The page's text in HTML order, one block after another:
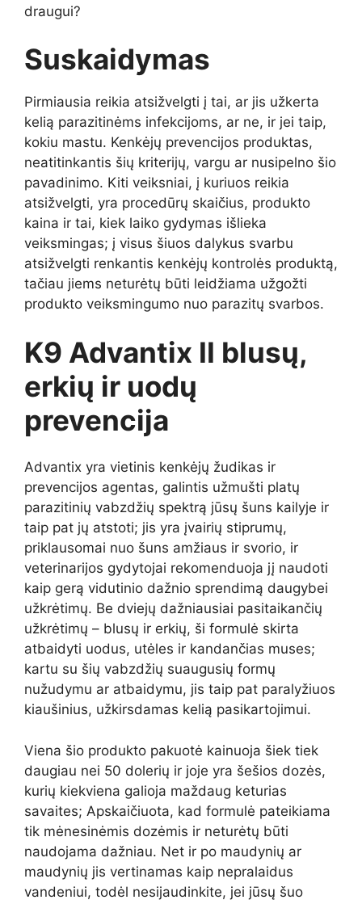
draugui?
Suskaidymas
Pirmiausia reikia atsižvelgti į tai, ar jis užkerta
kelią parazitinėms infekcijoms, ar ne, ir jei taip,
kokiu mastu. Kenkėjų prevencijos produktas,
neatitinkantis šių kriterijų, vargu ar nusipelno šio
pavadinimo. Kiti veiksniai, į kuriuos reikia
atsižvelgti, yra procedūrų skaičius, produkto
kaina ir tai, kiek laiko gydymas išlieka
veiksmingas; į visus šiuos dalykus svarbu
atsižvelgti renkantis kenkėjų kontrolės produktą,
tačiau jiems neturėtų būti leidžiama užgožti
produkto veiksmingumo nuo parazitų svarbos.
K9 Advantix II blusų,
erkių ir uodų
prevencija
Advantix yra vietinis kenkėjų žudikas ir
prevencijos agentas, galintis užmušti platų
parazitinių vabzdžių spektrą jūsų šuns kailyje ir
taip pat jų atstoti; jis yra įvairių stiprumų,
priklausomai nuo šuns amžiaus ir svorio, ir
veterinarijos gydytojai rekomenduoja jį naudoti
kaip gerą vidutinio dažnio sprendimą daugybei
užkrėtimų. Be dviejų dažniausiai pasitaikančių
užkrėtimų – blusų ir erkių, ši formulė skirta
atbaidyti uodus, utėles ir kandančias muses;
kartu su šių vabzdžių suaugusių formų
nužudymu ar atbaidymu, jis taip pat paralyžiuos
kiaušinius, užkirsdamas kelią pasikartojimui.
Viena šio produkto pakuotė kainuoja šiek tiek
daugiau nei 50 dolerių ir joje yra šešios dozės,
kurių kiekviena galioja maždaug keturias
savaites; Apskaičiuota, kad formulė pateikiama
tik mėnesinėmis dozėmis ir neturėtų būti
naudojama dažniau. Net ir po maudynių ar
maudynių jis vertinamas kaip nepralaidus
vandeniui, todėl nesijaudinkite, jei jūsų šuo